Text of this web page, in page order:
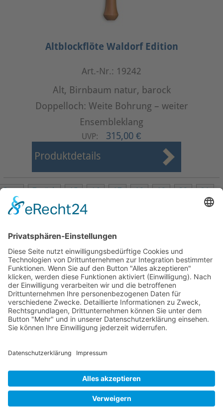
Altblockflöte Waldorf Edition
Art.-Nr.: 19242
Alt, Birnbaum natur, barock
Doppelloch: Weite Bohrung – weiter
Ensembleklang
UVP: 315,00 €
Produktdetails
Start Zurück 15 16 17 18 19 20
21
Seite 22 von 24
Mollenhauer Adresse
Downloads
Weitere Seiten
Datenschutz|Cookie-Einstellungen